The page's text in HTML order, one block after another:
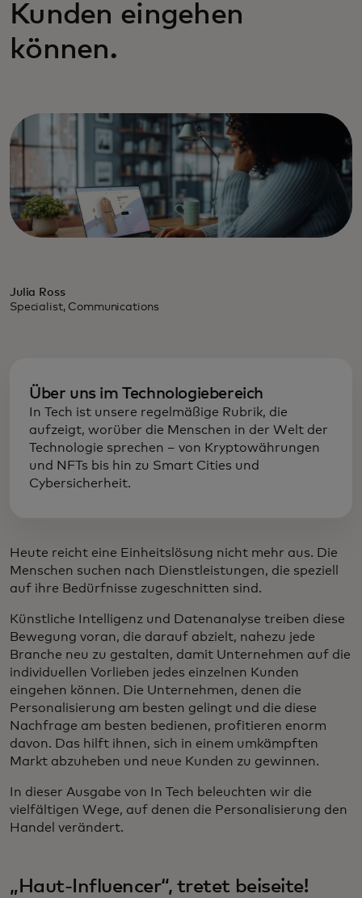
Kunden eingehen
können.
Julia Ross
Specialist, Communications
Über uns im Technologiebereich
In Tech ist unsere regelmäßige Rubrik, die
aufzeigt, worüber die Menschen in der Welt der
Technologie sprechen – von Kryptowährungen
und NFTs bis hin zu Smart Cities und
Cybersicherheit.
Heute reicht eine Einheitslösung nicht mehr aus. Die
Menschen suchen nach Dienstleistungen, die speziell
auf ihre Bedürfnisse zugeschnitten sind.
Künstliche Intelligenz und Datenanalyse treiben diese
Bewegung voran, die darauf abzielt, nahezu jede
Branche neu zu gestalten, damit Unternehmen auf die
individuellen Vorlieben jedes einzelnen Kunden
eingehen können. Die Unternehmen, denen die
Personalisierung am besten gelingt und die diese
Nachfrage am besten bedienen, profitieren enorm
davon. Das hilft ihnen, sich in einem umkämpften
Markt abzuheben und neue Kunden zu gewinnen.
In dieser Ausgabe von In Tech beleuchten wir die
vielfältigen Wege, auf denen die Personalisierung den
Handel verändert.
„Haut-Influencer“, tretet beiseite!